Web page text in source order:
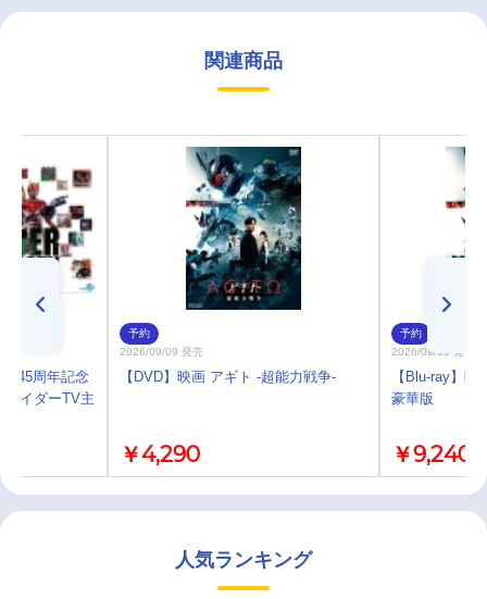
関連商品
45周年記念
ライダーTV主
予約
2026/09/09 発売
【DVD】映画 アギト -超能力戦争-
￥4,290
予約
2026/09/09 発売
【Blu-ray】
豪華版
￥9,240
人気ランキング